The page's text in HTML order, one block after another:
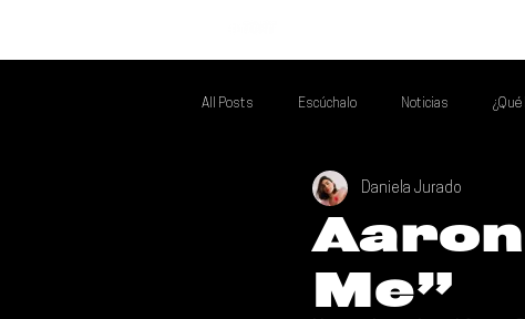
All Posts Escúchalo Noticias ¿Qué
Si Te Gusta... Te Recomendamos A...
Poder Latino Que Descubrir
Me”
Daniela Jurado